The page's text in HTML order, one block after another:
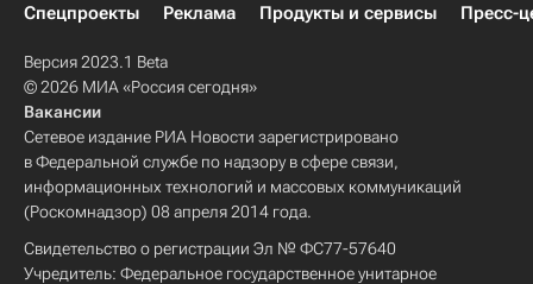
Спецпроекты
Реклама Продукты и сервисы Пресс-
Версия 2023.1 Beta
© 2026 МИА «Россия сегодня»
Вакансии
Сетевое издание РИА Новости зарегистрировано
в Федеральной службе по надзору в сфере связи,
информационных технологий и массовых коммуникаций
(Роскомнадзор) 08 апреля 2014 года.
Свидетельство о регистрации Эл № ФС77-57640
Учредитель: Федеральное государственное унитарное